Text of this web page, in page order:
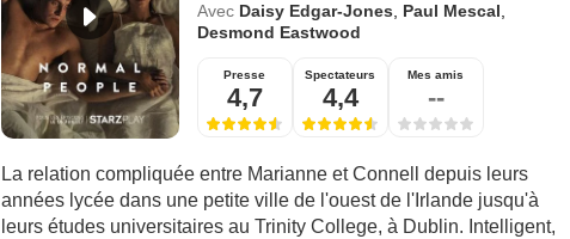
Avec Daisy Edgar-Jones Paul Mescal
Desmond Eastwood
Presse
4,7
Spectateurs
4,4
Mes amis
--
La relation compliquée entre Marianne et Connell depuis leurs
années lycée dans une petite ville de l'ouest de l'Irlande jusqu'à
leurs études universitaires au Trinity College, à Dublin. Intelligent,